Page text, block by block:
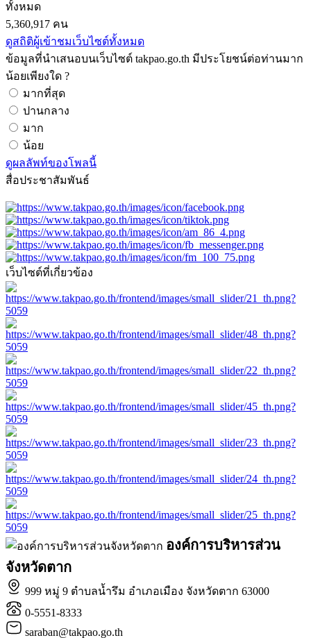
ทั้งหมด
5,360,917 คน
ดูสถิติผู้เข้าชมเว็บไซต์ทั้งหมด
ข้อมูลที่นำเสนอบนเว็บไซต์ takpao.go.th มีประโยชน์ต่อท่านมาก
น้อยเพียงใด ?
มากที่สุด
ปานกลาง
มาก
น้อย
ดูผลลัพท์ของโพลนี้
สื่อประชาสัมพันธ์
เว็บไซต์ที่เกี่ยวข้อง
องค์การบริหารส่วน
จังหวัดตาก